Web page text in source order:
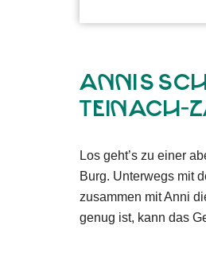
Annis
Teinach-
Los geht’s zu einer
Burg. Unterwegs mit
zusammen mit Anni
genug ist, kann das